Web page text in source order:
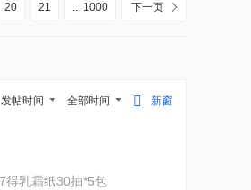
20 21 ... 1000 下一页
新窗
全部时间
发帖时间